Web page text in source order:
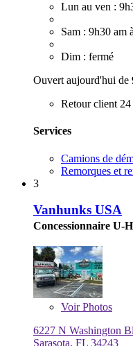
Lun au ven :
Sam : 9h30 am
Dim : fermé
Ouvert aujourd'hui de
Retour client 24
Services
Camions de
Remorques et
3
Vanhunks USA
Concessionnaire U-
VoirPhotos
6227 N Washington
Sarasota, FL 34243